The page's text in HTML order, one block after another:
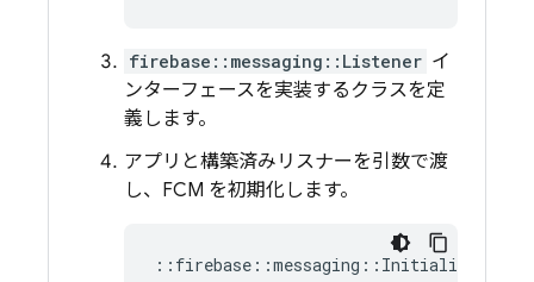
firebase::messaging::Listener イ
ンターフェースを実装するクラスを定
義します。
アプリと構築済みリスナーを引数で渡
し、 FCM を初期化します。
:: firebase ::messaging :: Initialize